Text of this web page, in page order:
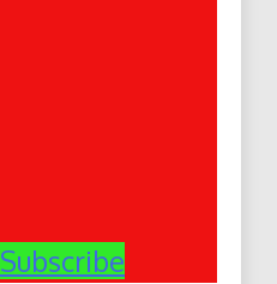
Subscribe